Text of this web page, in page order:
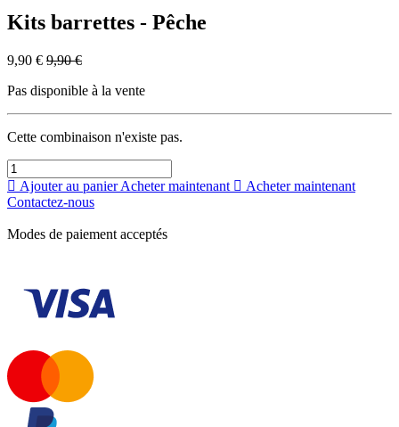
Kits barrettes - Pêche
9,90 € 9,90€
Pas disponible à la vente
Cette combinaison n'existe pas.
Ajouter au panierAcheter maintenant
Acheter maintenant
Contactez-nous
Modes de paiement acceptés